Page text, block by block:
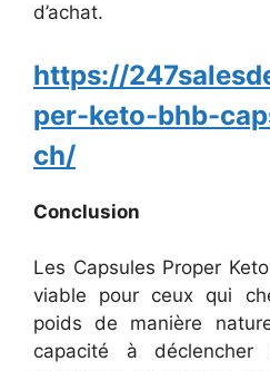
d’achat.
https://
per-keto-bhb-
ch/
Conclusion
Les Capsules Proper
viable pour ceux qui
poids de manière
capacité à